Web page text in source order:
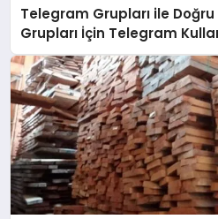
Telegram Grupları ile
Grupları İçin Telegram